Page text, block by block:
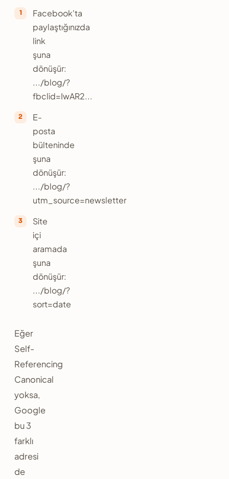
Facebook'ta
paylaştığınızda
link
şuna
dönüşür:
.../blog/?
fbclid=IwAR2...
E-
posta
bülteninde
şuna
dönüşür:
.../blog/?
utm_source=newsletter
Site
içi
aramada
şuna
dönüşür:
.../blog/?
sort=date
Eğer
Self-
Referencing
Canonical
yoksa,
Google
bu 3
farklı
adresi
de